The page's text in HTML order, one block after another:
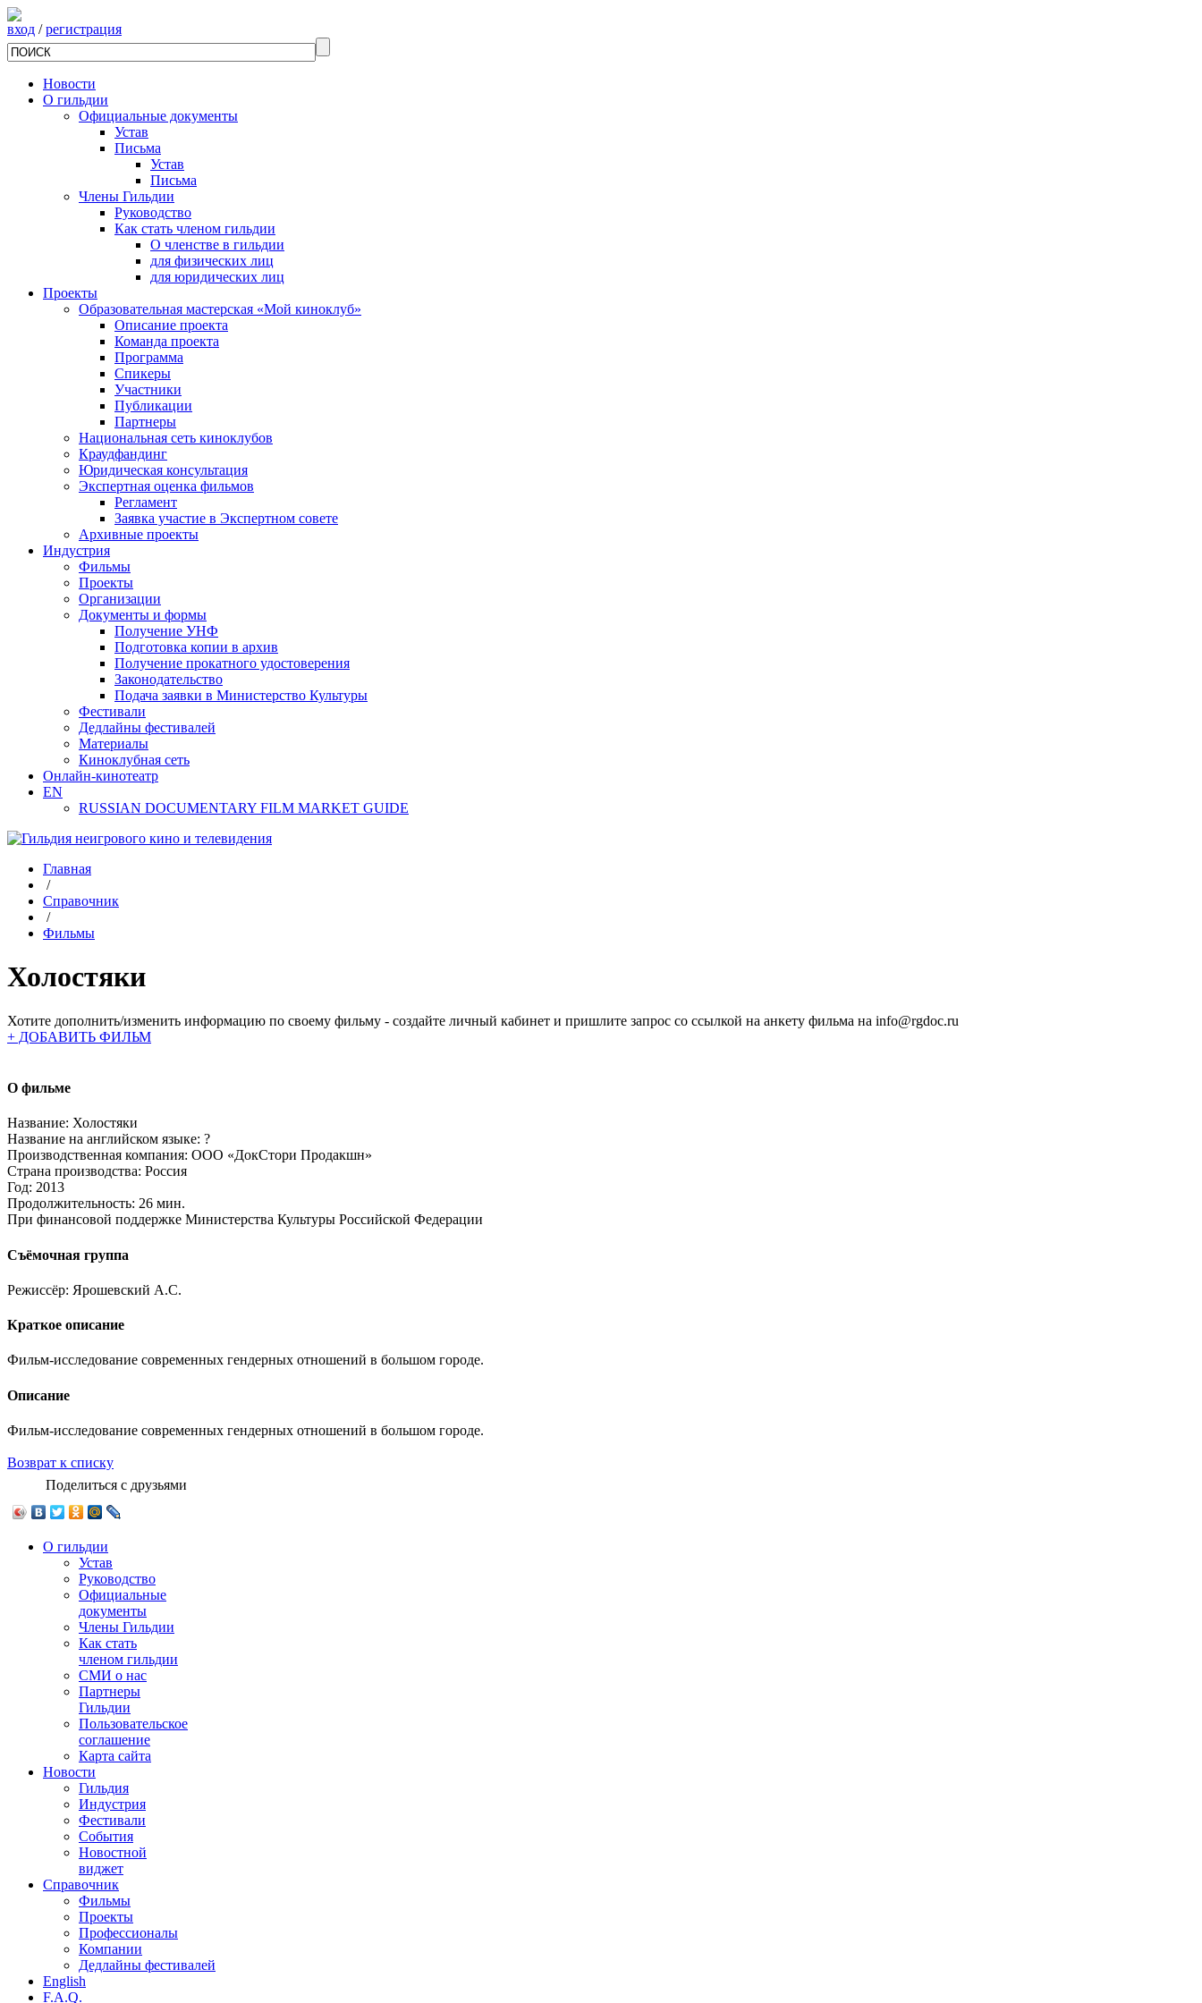
вход /регистрация
Новости
О гильдии
Официальные документы
Устав
Письма
Устав
Письма
Члены Гильдии
Руководство
Как стать членом гильдии
О членстве в гильдии
для физических лиц
для юридических лиц
Проекты
Образовательная мастерская «Мой киноклуб»
Описание проекта
Команда проекта
Программа
Спикеры
Участники
Публикации
Партнеры
Национальная сеть киноклубов
Краудфандинг
Юридическая консультация
Экспертная оценка фильмов
Регламент
Заявка участие в Экспертном совете
Архивные проекты
Индустрия
Фильмы
Проекты
Организации
Документы и формы
Получение УНФ
Подготовка копии в архив
Получение прокатного удостоверения
Законодательство
Подача заявки в Министерство Культуры
Фестивали
Дедлайны фестивалей
Материалы
Киноклубная сеть
Онлайн-кинотеатр
EN
RUSSIAN DOCUMENTARY FILM MARKET GUIDE
Главная
/
Справочник
/
Фильмы
Холостяки
Хотите дополнить/изменить информацию по своему фильму - создайте личный кабинет и пришлите запрос cо ссылкой на анкету фильма на info@rgdoc.ru
+ ДОБАВИТЬ ФИЛЬМ
О фильме
Название: Холостяки
Название на английском языке: ?
Производственная компания: ООО «ДокСтори Продакшн»
Страна производства: Россия
Год: 2013
Продолжительность: 26 мин.
При финансовой поддержке Министерства Культуры Российской Федерации
Съёмочная группа
Режиссёр: Ярошевский А.С.
Краткое описание
Фильм-исследование современных гендерных отношений в большом городе.
Описание
Фильм-исследование современных гендерных отношений в большом городе.
Возврат к списку
Поделиться с друзьями
О гильдии
Устав
Руководство
Официальные
документы
Члены Гильдии
Как стать
членом гильдии
СМИ о нас
Партнеры
Гильдии
Пользовательское
соглашение
Карта сайта
Новости
Гильдия
Индустрия
Фестивали
События
Новостной
виджет
Справочник
Фильмы
Проекты
Профессионалы
Компании
Дедлайны фестивалей
English
F.A.Q.